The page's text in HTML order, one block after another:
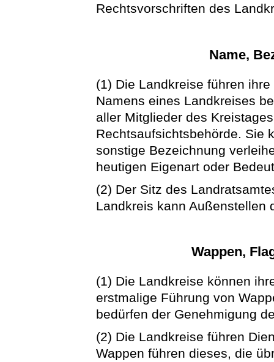
Rechtsvorschriften des
Name,
(1) Die Landkreise führen
Namens eines Landkreises
aller Mitglieder des
Rechtsaufsichtsbehörde. Sie
sonstige Bezeichnung
heutigen Eigenart oder
(2) Der Sitz des
Landkreis kann Außenstellen
Wappen,
(1) Die Landkreise können
erstmalige Führung von
bedürfen der Genehmigung
(2) Die Landkreise führen
Wappen führen dieses, die